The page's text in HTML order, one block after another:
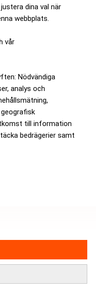
dina val när
webbplats.
vår
Nödvändiga
analys och
till information
bedrägerier samt
vilket enligt